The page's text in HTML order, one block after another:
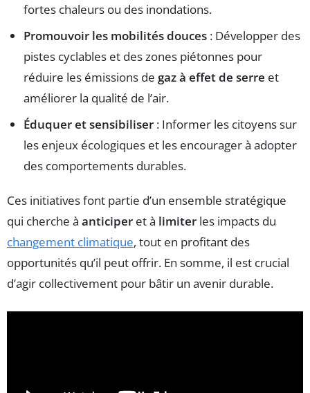
fortes chaleurs ou des inondations.
Promouvoir les mobilités douces : Développer des
pistes cyclables et des zones piétonnes pour
réduire les émissions de gaz à effet de serre et
améliorer la qualité de l’air.
Éduquer et sensibiliser : Informer les citoyens sur
les enjeux écologiques et les encourager à adopter
des comportements durables.
Ces initiatives font partie d’un ensemble stratégique
qui cherche à anticiper et à limiter les impacts du
changement climatique, tout en profitant des
opportunités qu’il peut offrir. En somme, il est crucial
d’agir collectivement pour bâtir un avenir durable.